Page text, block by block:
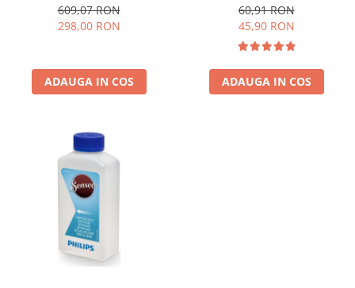
609,07 RON
298,00 RON
ADAUGA IN COS
60,91 RON
45,90 RON
ADAUGA IN COS